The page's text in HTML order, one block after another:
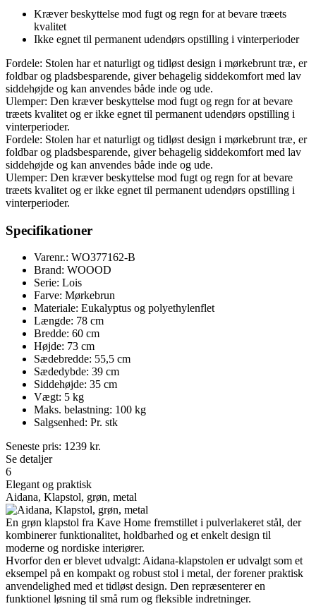
Kræver beskyttelse mod fugt og regn for at bevare træets
kvalitet
Ikke egnet til permanent udendørs opstilling i vinterperioder
Fordele: Stolen har et naturligt og tidløst design i mørkebrunt træ, er
foldbar og pladsbesparende, giver behagelig siddekomfort med lav
siddehøjde og kan anvendes både inde og ude.
Ulemper: Den kræver beskyttelse mod fugt og regn for at bevare
træets kvalitet og er ikke egnet til permanent udendørs opstilling i
vinterperioder.
Fordele: Stolen har et naturligt og tidløst design i mørkebrunt træ, er
foldbar og pladsbesparende, giver behagelig siddekomfort med lav
siddehøjde og kan anvendes både inde og ude.
Ulemper: Den kræver beskyttelse mod fugt og regn for at bevare
træets kvalitet og er ikke egnet til permanent udendørs opstilling i
vinterperioder.
Specifikationer
Varenr.: WO377162-B
Brand: WOOOD
Serie: Lois
Farve: Mørkebrun
Materiale: Eukalyptus og polyethylenflet
Længde: 78 cm
Bredde: 60 cm
Højde: 73 cm
Sædebredde: 55,5 cm
Sædedybde: 39 cm
Siddehøjde: 35 cm
Vægt: 5 kg
Maks. belastning: 100 kg
Salgsenhed: Pr. stk
Seneste pris: 1239 kr.
Se detaljer
6
Elegant og praktisk
Aidana, Klapstol, grøn, metal
En grøn klapstol fra Kave Home fremstillet i pulverlakeret stål, der
kombinerer funktionalitet, holdbarhed og et enkelt design til
moderne og nordiske interiører.
Hvorfor den er blevet udvalgt: Aidana-klapstolen er udvalgt som et
eksempel på en kompakt og robust stol i metal, der forener praktisk
anvendelighed med et tidløst design. Den repræsenterer en
funktionel løsning til små rum og fleksible indretninger.